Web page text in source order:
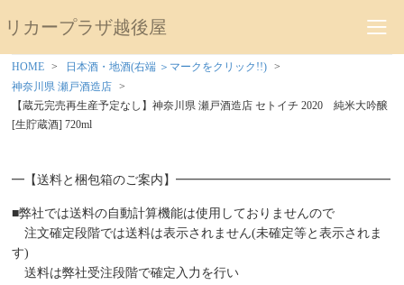
リカープラザ越後屋
HOME
日本酒・地酒(右端 ＞マークをクリック!!)
神奈川県 瀬戸酒造店
【蔵元完売再生産予定なし】神奈川県 瀬戸酒造店 セトイチ 2020 純米大吟醸
[生貯蔵酒] 720ml
━【送料と梱包箱のご案内】━━━━━━━━━━━━━━━━━
■弊社では送料の自動計算機能は使用しておりませんので
注文確定段階では送料は表示されません(未確定等と表示されま
す)
送料は弊社受注段階で確定入力を行い